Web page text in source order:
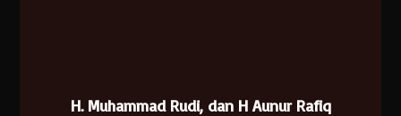
H. Muhammad Rudi, dan H Aunur Rafiq